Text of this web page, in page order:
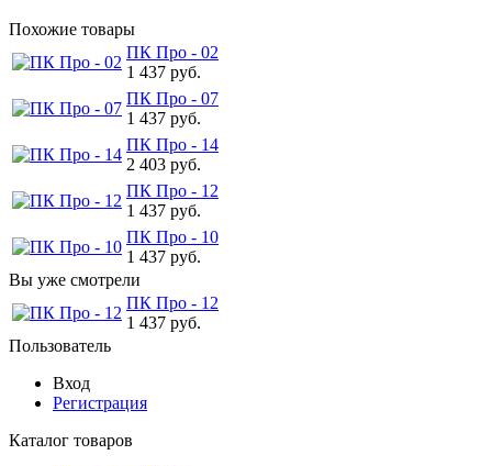
Похожие товары
ПК Про - 02
1 437 руб.
ПК Про - 07
1 437 руб.
ПК Про - 14
2 403 руб.
ПК Про - 12
1 437 руб.
ПК Про - 10
1 437 руб.
Вы уже смотрели
ПК Про - 12
1 437 руб.
Пользователь
Вход
Регистрация
Каталог товаров